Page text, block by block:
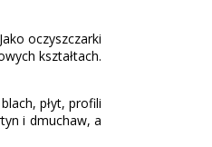
oczyszczarki
kształtach.
płyt, profili
i dmuchaw, a